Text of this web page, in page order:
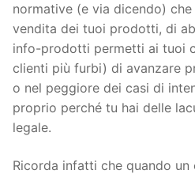
normative (e via dicendo)
vendita dei tuoi prodotti, di
info-prodotti permetti ai tuoi
clienti più furbi) di avanzare
o nel peggiore dei casi di
proprio perché tu hai delle
legale.
Ricorda infatti che quando